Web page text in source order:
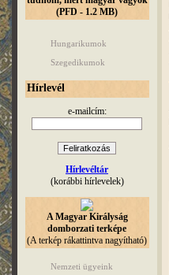
(PFD - 1.2 MB)
Hungarikumok
Szegedikumok
Hírlevél
e-mailcím:
Hírlevéltár
(korábbi hírlevelek)
A Magyar Királyság
domborzati terképe
(A terkép rákattintva nagyítható)
Nemzeti ügyeink